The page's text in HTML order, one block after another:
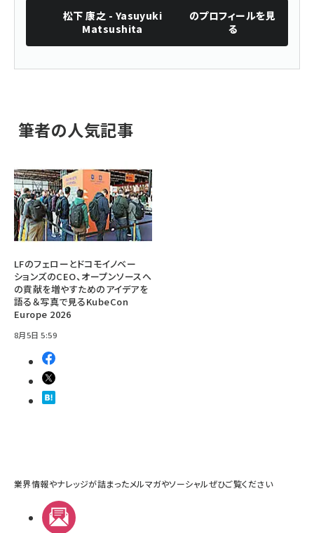
松下 康之 - Yasuyuki
Matsushita
のプロフィールを見
る
筆者の人気記事
LFのフェローとドコモイノベー
ションズのCEO、オープンソースへ
の貢献を増やすためのアイデアを
語る＆写真で見るKubeCon
Europe 2026
8月5日 5:59
業界情報やナレッジが詰まったメルマガやソーシャルぜひご覧ください